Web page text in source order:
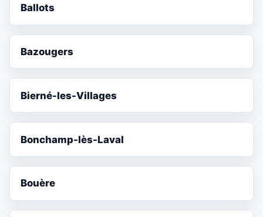
Ballots
Bazougers
Bierné-les-Villages
Bonchamp-lès-Laval
Bouère